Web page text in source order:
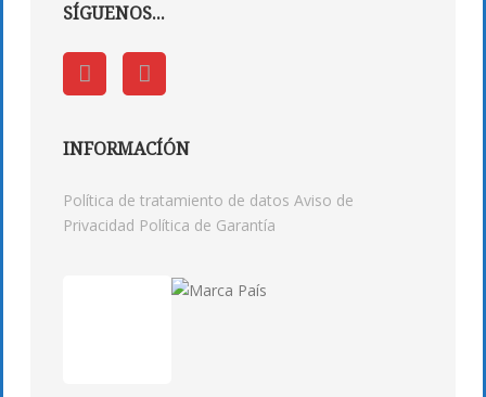
SÍGUENOS...
INFORMACÍÓN
Política de tratamiento de datos Aviso de
Privacidad Política de Garantía